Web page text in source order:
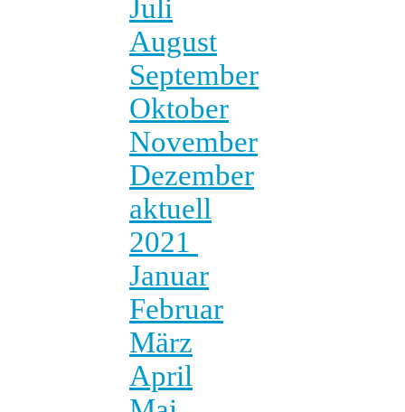
Juli
August
September
Oktober
November
Dezember
aktuell
2021
Januar
Februar
März
April